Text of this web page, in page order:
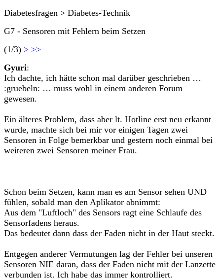
Diabetesfragen > Diabetes-Technik
G7 - Sensoren mit Fehlern beim Setzen
(1/3) > >>
Gyuri:
Ich dachte, ich hätte schon mal darüber geschrieben …
:gruebeln: … muss wohl in einem anderen Forum
gewesen.
Ein älteres Problem, dass aber lt. Hotline erst neu erkannt
wurde, machte sich bei mir vor einigen Tagen zwei
Sensoren in Folge bemerkbar und gestern noch einmal bei
weiteren zwei Sensoren meiner Frau.
Schon beim Setzen, kann man es am Sensor sehen UND
fühlen, sobald man den Aplikator abnimmt:
Aus dem "Luftloch" des Sensors ragt eine Schlaufe des
Sensorfadens heraus.
Das bedeutet dann dass der Faden nicht in der Haut steckt.
Entgegen anderer Vermutungen lag der Fehler bei unseren
Sensoren NIE daran, dass der Faden nicht mit der Lanzette
verbunden ist. Ich habe das immer kontrolliert.